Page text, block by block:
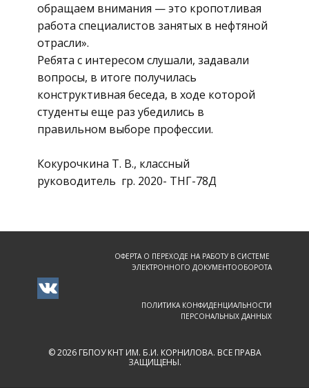
обращаем внимания — это кропотливая
работа специалистов занятых в нефтяной
отрасли».
Ребята с интересом слушали, задавали
вопросы, в итоге получилась
конструктивная беседа, в ходе которой
студенты еще раз убедились в
правильном выборе профессии.
Кокурочкина Т. В., классный
руководитель гр. 2020- ТНГ-78Д
ОФЕРТА О ПЕРЕХОДЕ НА РАБОТУ В СИСТЕМЕ
ЭЛЕКТРОННОГО ДОКУМЕНТООБОРОТА
ПОЛИТИКА КОНФИДЕНЦИАЛЬНОСТИ
ПЕРСОНАЛЬНЫХ ДАННЫХ
© 2026 ГБПОУ КНТ ИМ. Б.И. КОРНИЛОВА. ВСЕ ПРАВА
ЗАЩИЩЕНЫ.